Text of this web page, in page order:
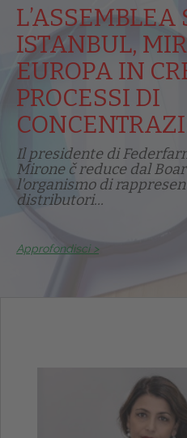
L’ASSEMBLEA
ISTANBUL,
EUROPA IN
PROCESSI DI
Il presidente di
Mirone č reduce dal
l'organismo di
distributori...
Approfondisci >